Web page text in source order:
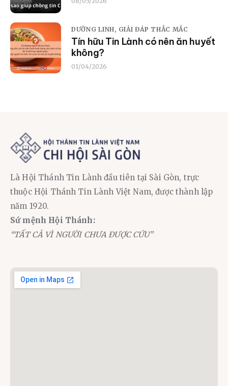
DƯỠNG LINH, GIẢI ĐÁP THẮC MẮC
Tín hữu Tin Lành có nên ăn huyết
không?
01/04/2026
Là Hội Thánh Tin Lành đầu tiên tại Sài Gòn, trực
thuộc Hội Thánh Tin Lành Việt Nam, được thành lập
năm 1920.
Sứ mệnh Hội Thánh:
“TẤT CẢ VÌ NGƯỜI CHƯA ĐƯỢC CỨU”